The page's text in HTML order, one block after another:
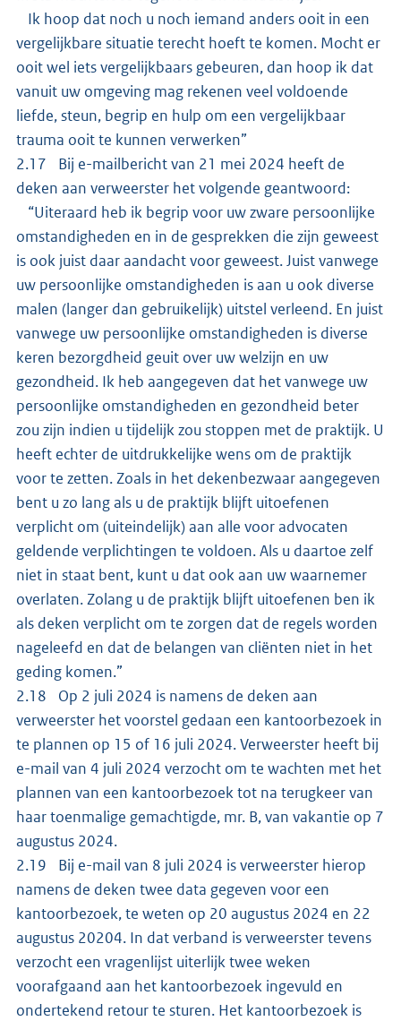
Ik hoop dat noch u noch iemand anders ooit in een
vergelijkbare situatie terecht hoeft te komen. Mocht er
ooit wel iets vergelijkbaars gebeuren, dan hoop ik dat
vanuit uw omgeving mag rekenen veel voldoende
liefde, steun, begrip en hulp om een vergelijkbaar
trauma ooit te kunnen verwerken”
2.17 Bij e-mailbericht van 21 mei 2024 heeft de
deken aan verweerster het volgende geantwoord:
“Uiteraard heb ik begrip voor uw zware persoonlijke
omstandigheden en in de gesprekken die zijn geweest
is ook juist daar aandacht voor geweest. Juist vanwege
uw persoonlijke omstandigheden is aan u ook diverse
malen (langer dan gebruikelijk) uitstel verleend. En juist
vanwege uw persoonlijke omstandigheden is diverse
keren bezorgdheid geuit over uw welzijn en uw
gezondheid. Ik heb aangegeven dat het vanwege uw
persoonlijke omstandigheden en gezondheid beter
zou zijn indien u tijdelijk zou stoppen met de praktijk. U
heeft echter de uitdrukkelijke wens om de praktijk
voor te zetten. Zoals in het dekenbezwaar aangegeven
bent u zo lang als u de praktijk blijft uitoefenen
verplicht om (uiteindelijk) aan alle voor advocaten
geldende verplichtingen te voldoen. Als u daartoe zelf
niet in staat bent, kunt u dat ook aan uw waarnemer
overlaten. Zolang u de praktijk blijft uitoefenen ben ik
als deken verplicht om te zorgen dat de regels worden
nageleefd en dat de belangen van cliënten niet in het
geding komen.”
2.18 Op 2 juli 2024 is namens de deken aan
verweerster het voorstel gedaan een kantoorbezoek in
te plannen op 15 of 16 juli 2024. Verweerster heeft bij
e-mail van 4 juli 2024 verzocht om te wachten met het
plannen van een kantoorbezoek tot na terugkeer van
haar toenmalige gemachtigde, mr. B, van vakantie op 7
augustus 2024.
2.19 Bij e-mail van 8 juli 2024 is verweerster hierop
namens de deken twee data gegeven voor een
kantoorbezoek, te weten op 20 augustus 2024 en 22
augustus 20204. In dat verband is verweerster tevens
verzocht een vragenlijst uiterlijk twee weken
voorafgaand aan het kantoorbezoek ingevuld en
ondertekend retour te sturen. Het kantoorbezoek is